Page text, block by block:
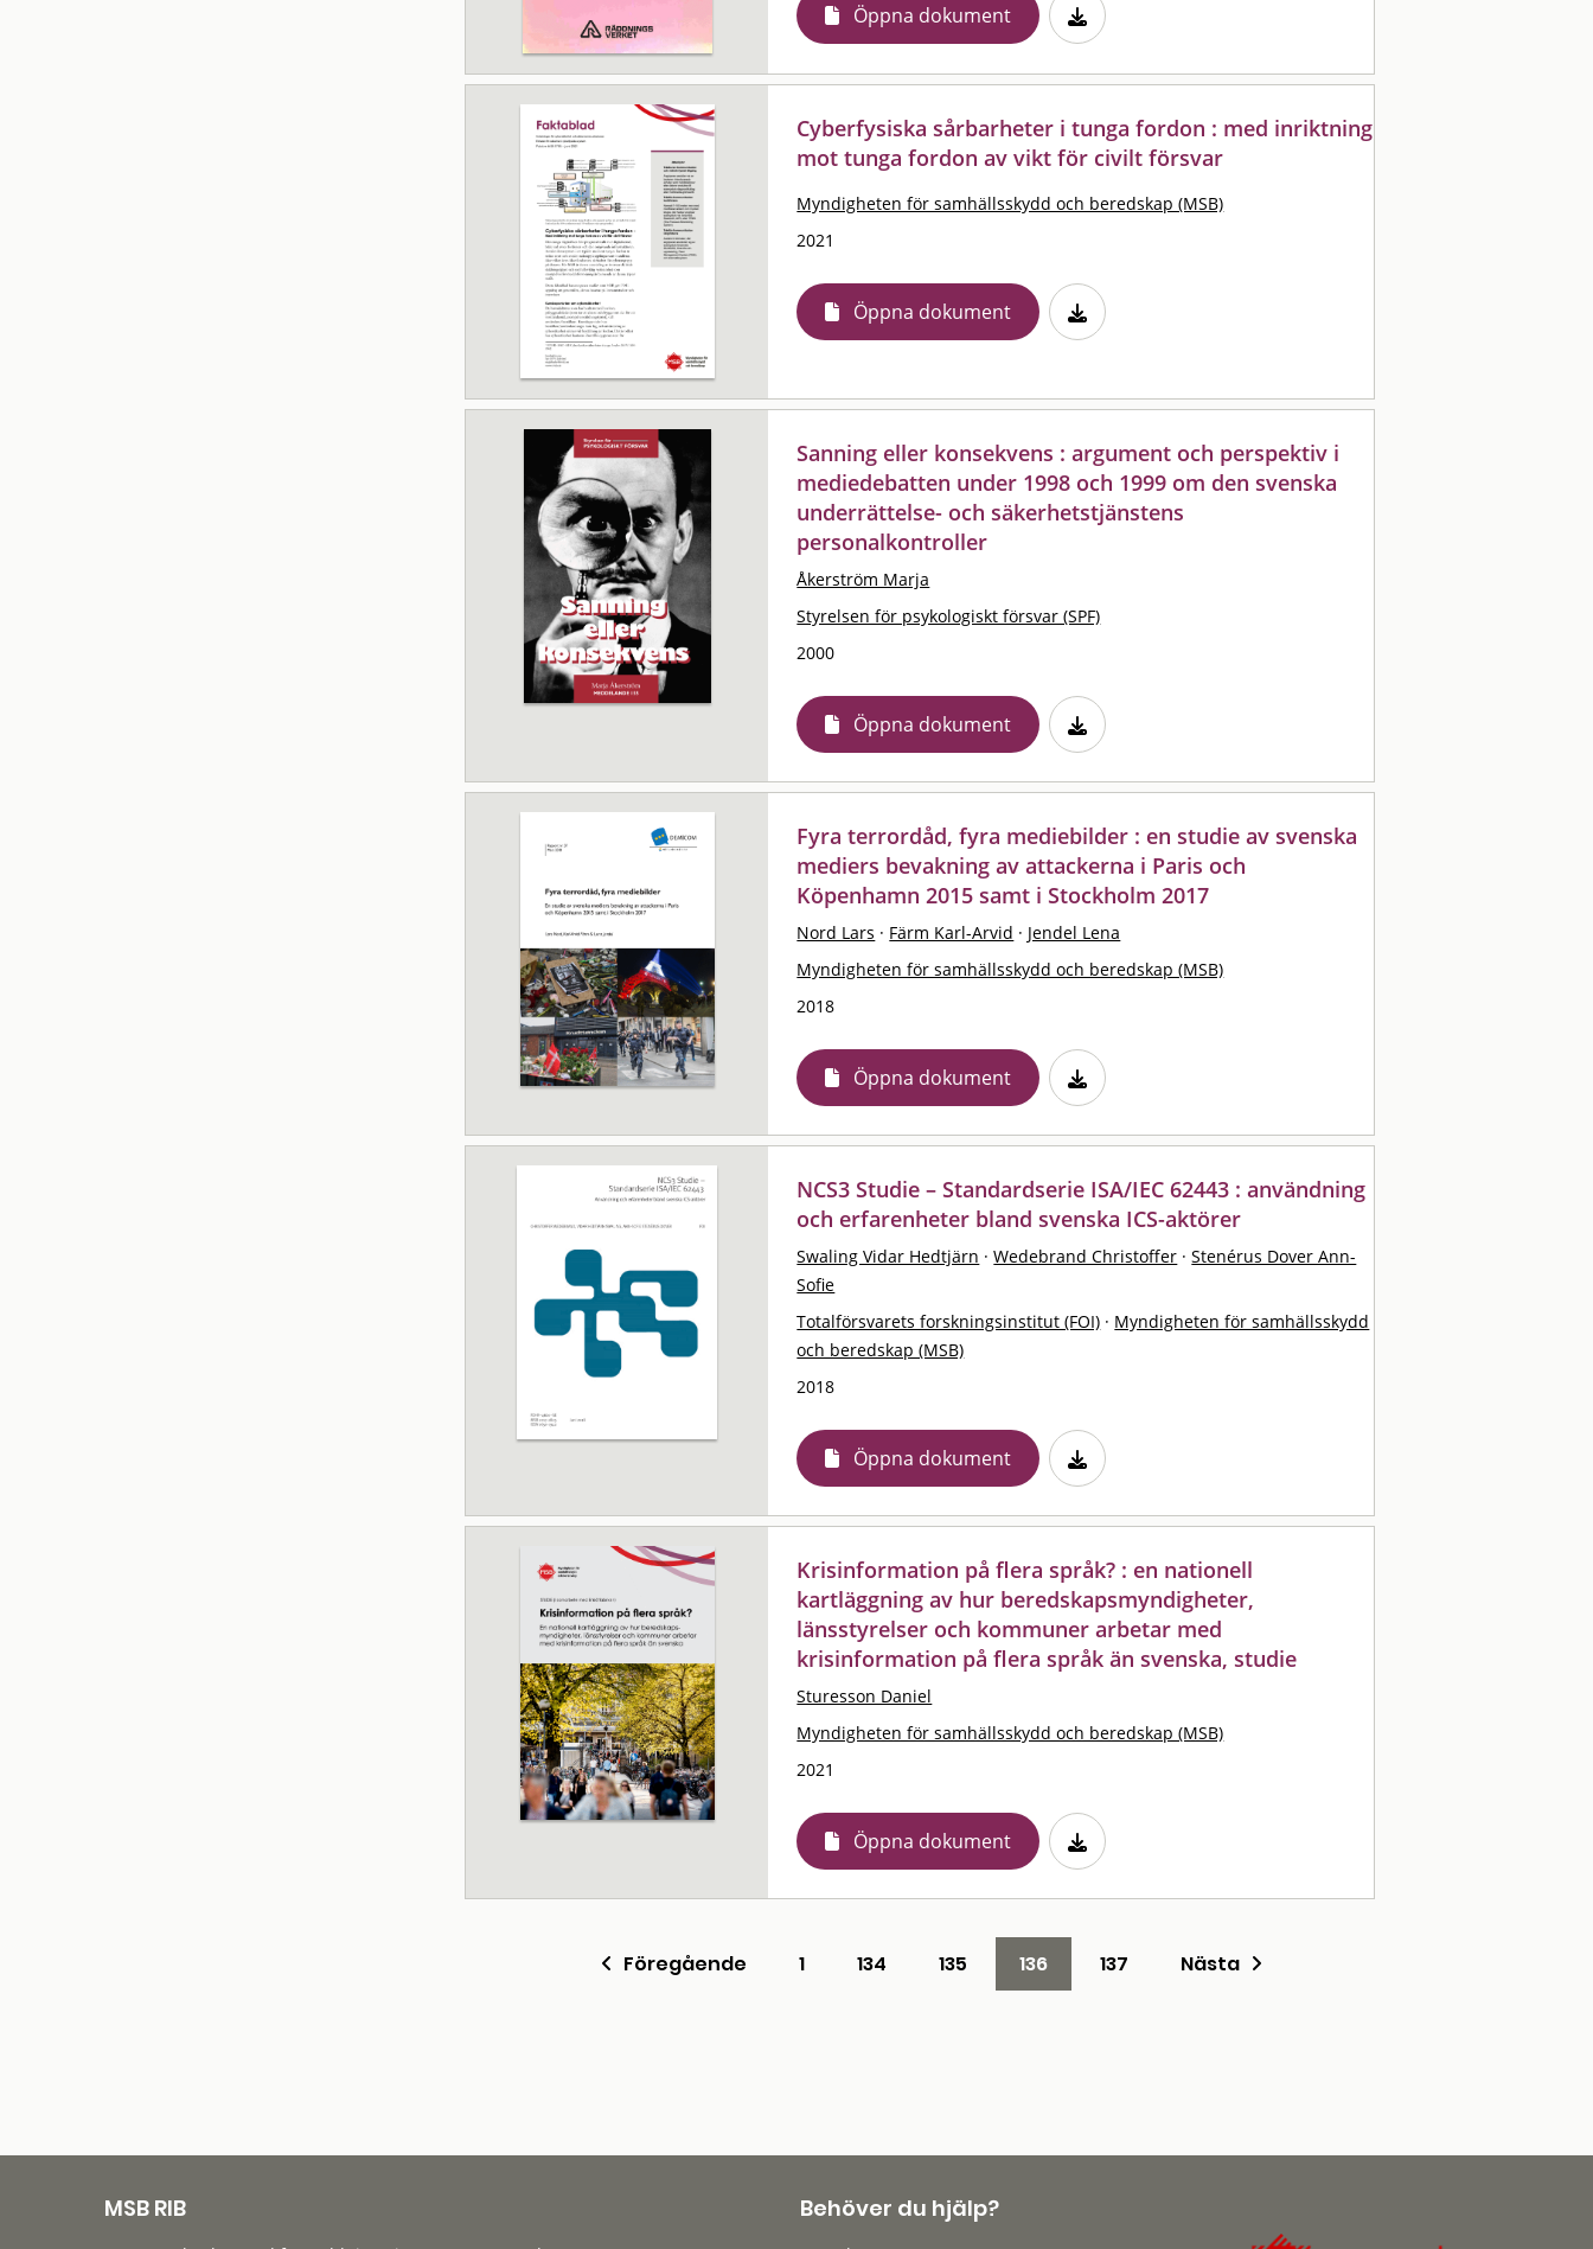
Öppna dokument
Cyberfysiska sårbarheter i tunga fordon : med inriktning
mot tunga fordon av vikt för civilt försvar
Myndigheten för samhällsskydd och beredskap (MSB)
2021
Öppna dokument
Sanning eller konsekvens : argument och perspektiv i
mediedebatten under 1998 och 1999 om den svenska
underrättelse- och säkerhetstjänstens
personalkontroller
Åkerström Marja
Styrelsen för psykologiskt försvar (SPF)
2000
Öppna dokument
Fyra terrordåd, fyra mediebilder : en studie av svenska
mediers bevakning av attackerna i Paris och
Köpenhamn 2015 samt i Stockholm 2017
Nord Lars · Färm Karl-Arvid · Jendel Lena
Myndigheten för samhällsskydd och beredskap (MSB)
2018
Öppna dokument
NCS3 Studie – Standardserie ISA/IEC 62443 : användning
och erfarenheter bland svenska ICS-aktörer
Swaling Vidar Hedtjärn · Wedebrand Christoffer · Stenérus Dover Ann-
Sofie
Totalförsvarets forskningsinstitut (FOI) · Myndigheten för samhällsskydd
och beredskap (MSB)
2018
Öppna dokument
Krisinformation på flera språk? : en nationell
kartläggning av hur beredskapsmyndigheter,
länsstyrelser och kommuner arbetar med
krisinformation på flera språk än svenska, studie
Sturesson Daniel
Myndigheten för samhällsskydd och beredskap (MSB)
2021
Öppna dokument
Föregående 1 134 135 136 137 Nästa
MSB RIB Behöver du hjälp?